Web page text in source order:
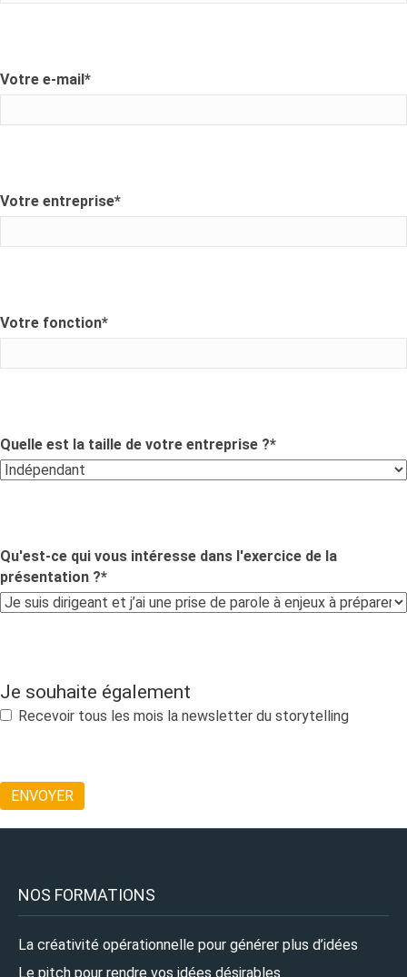
Votre e-mail*
Votre entreprise*
Votre fonction*
Quelle est la taille de votre entreprise ?*
Qu'est-ce qui vous intéresse dans l'exercice de la
présentation ?*
Je souhaite également
Recevoir tous les mois la newsletter du storytelling
NOS FORMATIONS
La créativité opérationnelle pour générer plus d’idées
Le pitch pour rendre vos idées désirables